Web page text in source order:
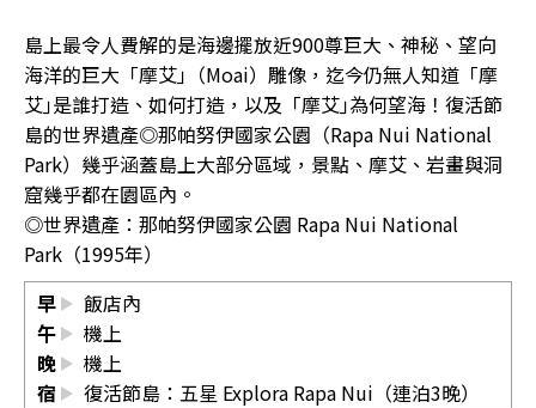
島上最令人費解的是海邊擺放近900尊巨大、神秘、望向
海洋的巨大「摩艾｣（Moai）雕像，迄今仍無人知道「摩
艾｣是誰打造、如何打造，以及「摩艾｣為何望海！復活節
島的世界遺產◎那帕努伊國家公園（Rapa Nui National
Park）幾乎涵蓋島上大部分區域，景點、摩艾、岩畫與洞
窟幾乎都在園區內。
◎世界遺產：那帕努伊國家公園 Rapa Nui National
Park（1995年）
早
飯店內
午
機上
晚
機上
宿
復活節島：五星 Explora Rapa Nui（連泊3晚）